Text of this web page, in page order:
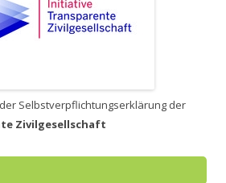
Selbstverpflichtungserklärung der
Zivilgesellschaft